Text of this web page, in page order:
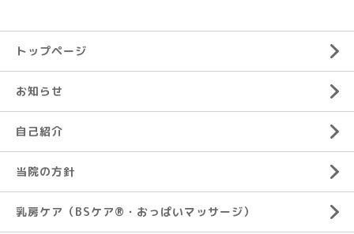
トップページ
お知らせ
自己紹介
当院の方針
乳房ケア（BSケア®︎・おっぱいマッサージ）